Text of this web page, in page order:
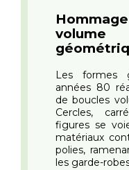
Les formes
années 80
de boucles
Cercles,
figures se
matériaux
polies,
les garde-